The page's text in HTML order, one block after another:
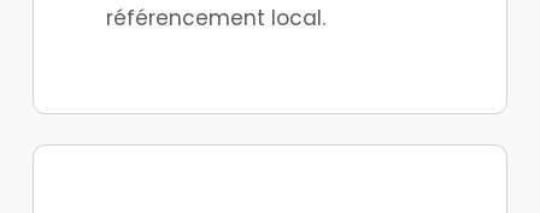
référencement local.